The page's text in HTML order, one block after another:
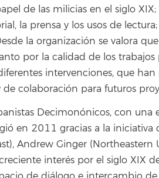
de las milicias en el siglo XIX;
la prensa y los usos de
la organización se valora
por la calidad de los
intervenciones, que
de colaboración para futuros
Decimonónicos, con
en 2011 gracias a la iniciativa
Andrew Ginger
interés por el siglo XIX